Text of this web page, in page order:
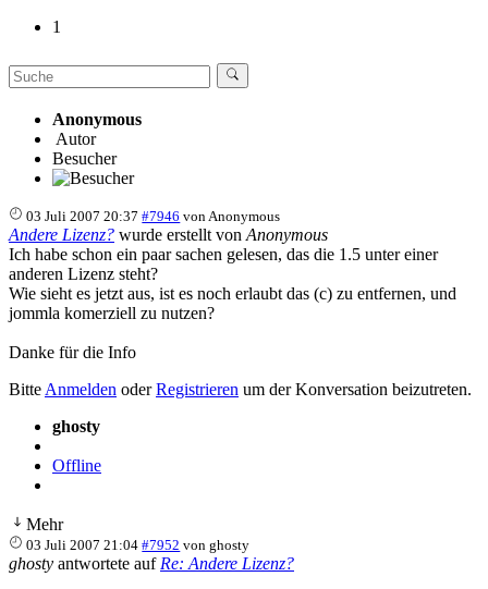
1
Anonymous
Autor
Besucher
03 Juli 2007 20:37 #7946 von Anonymous
Andere Lizenz? wurde erstellt von Anonymous
Ich habe schon ein paar sachen gelesen, das die 1.5 unter einer
anderen Lizenz steht?
Wie sieht es jetzt aus, ist es noch erlaubt das (c) zu entfernen, und
jommla komerziell zu nutzen?
Danke für die Info
Bitte Anmelden oderRegistrieren um der Konversation beizutreten.
ghosty
Offline
Mehr
03 Juli 2007 21:04 #7952 vonghosty
ghosty antwortete auf Re: Andere Lizenz?